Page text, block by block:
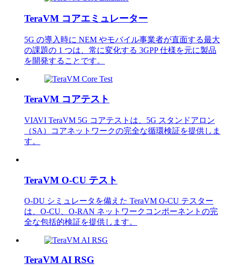
TeraVM コアエミュレーター
5G の導入時に NEM やモバイル事業者が直面する最大
の課題の 1 つは、常に変化する 3GPP 仕様を元に製品
を開発することです。
TeraVM コアテスト
VIAVI TeraVM 5G コアテストは、5G スタンドアロン
（SA）コアネットワークの完全な循環検証を提供しま
す。
TeraVM O-CU テスト
O-DU シミュレータを備えた TeraVM O-CU テスター
は、O-CU、O-RAN ネットワークコンポーネントの完
全な包括的検証を提供します。
TeraVM AI RSG